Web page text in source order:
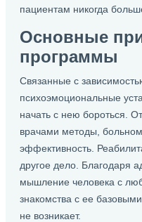
пациентам никогда
Основные
программы
Связанные с
психоэмоциональные
начать с нею бороться.
врачами методы,
эффективность.
другое дело. Благодаря
мышление человека с
знакомства с ее
не возникает.